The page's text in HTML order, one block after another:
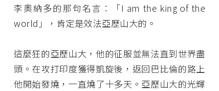
李奧納多的那句名言：「I am the king of the
world」，肯定是效法亞歷山大的。
這麼狂的亞歷山大，他的征服並無法直到世界盡
頭。在攻打印度獲得凱旋後，返回巴比倫的路上
他開始發燒，一直燒了十多天。亞歷山大的光輝